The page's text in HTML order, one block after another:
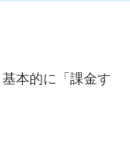
本的に「課金す